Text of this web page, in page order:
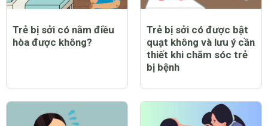
Trẻ bị sởi có nằm điều
hòa được không?
Trẻ bị sởi có được bật
quạt không và lưu ý cần
thiết khi chăm sóc trẻ
bị bệnh